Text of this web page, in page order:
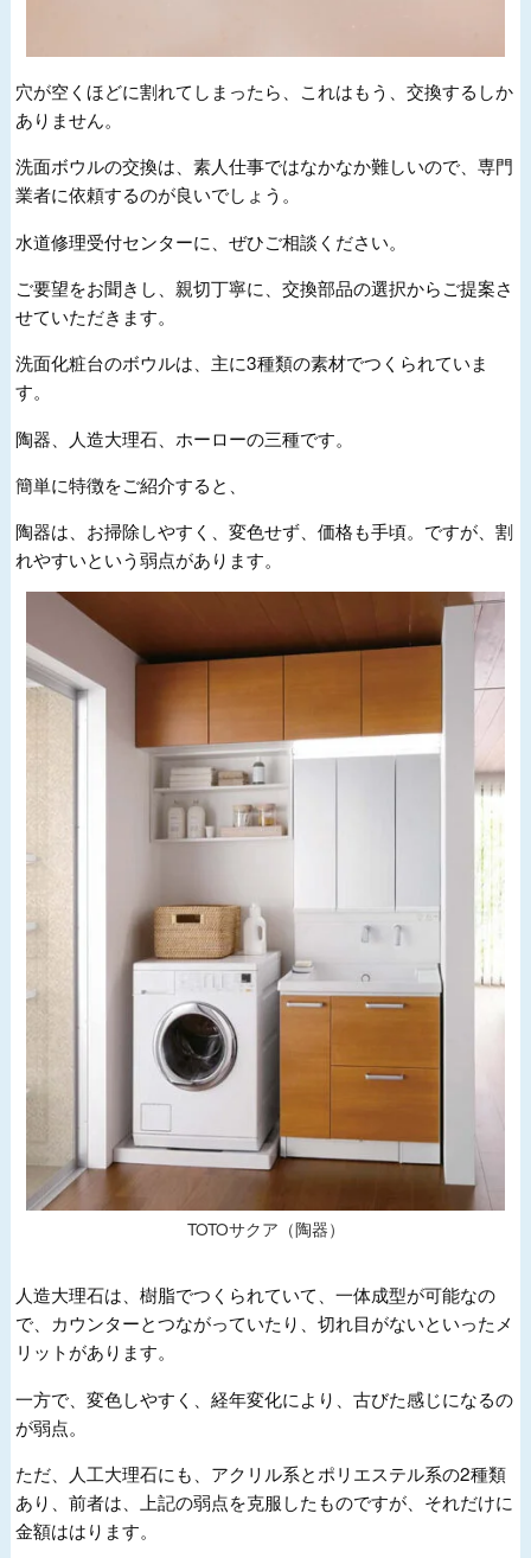
穴が空くほどに割れてしまったら、これはもう、交換するしか
ありません。
洗面ボウルの交換は、素人仕事ではなかなか難しいので、専門
業者に依頼するのが良いでしょう。
水道修理受付センターに、ぜひご相談ください。
ご要望をお聞きし、親切丁寧に、交換部品の選択からご提案さ
せていただきます。
洗面化粧台のボウルは、主に3種類の素材でつくられていま
す。
陶器、人造大理石、ホーローの三種です。
簡単に特徴をご紹介すると、
陶器は、お掃除しやすく、変色せず、価格も手頃。ですが、割
れやすいという弱点があります。
TOTOサクア（陶器）
人造大理石は、樹脂でつくられていて、一体成型が可能なの
で、カウンターとつながっていたり、切れ目がないといったメ
リットがあります。
一方で、変色しやすく、経年変化により、古びた感じになるの
が弱点。
ただ、人工大理石にも、アクリル系とポリエステル系の2種類
あり、前者は、上記の弱点を克服したものですが、それだけに
金額ははります。